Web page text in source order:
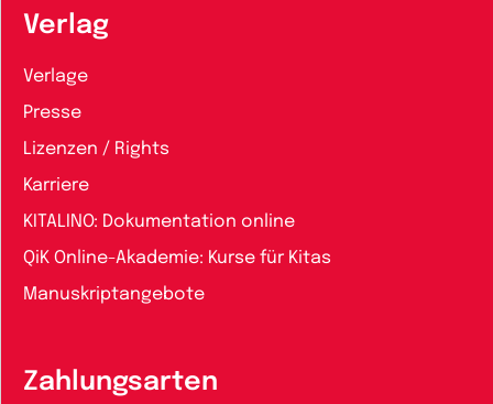
Verlag
Verlage
Presse
Lizenzen / Rights
Karriere
KITALINO: Dokumentation online
QiK Online-Akademie: Kurse für Kitas
Manuskriptangebote
Zahlungsarten